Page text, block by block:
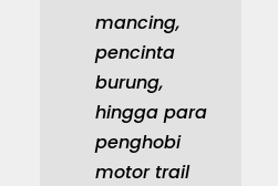
mancing,
pencinta
burung,
hingga para
penghobi
motor trail